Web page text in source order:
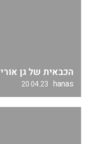
הכבאית של גן אורי
hanas
20.04.23